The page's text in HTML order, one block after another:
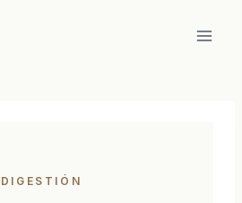
DIGESTIÓN